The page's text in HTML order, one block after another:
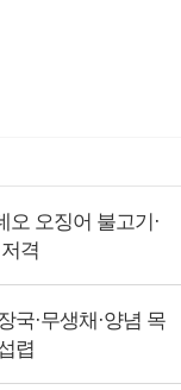
오 오징어 불고기·
격
국·무생채·양념 목
렵